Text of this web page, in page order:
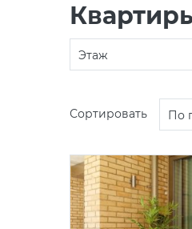
Этаж
Сортировать По